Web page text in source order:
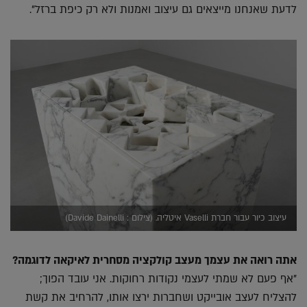
לדעת שאנחנו מייצאים גם עיצוב ואמנות ולא רק כיפת ברזל".
עיצוב כיור עבור חברת Vaselli איטליה. (צילום : Davide Dainelli)
אתה רואה את עצמך מעצב קולקציה מסחרית לאיקאה לדוגמה?
"אף פעם לא שמתי לעצמי נקודות רחוקות. אני עובד הפוך;
להצליח לעצב אובייקט ושחברות ירצו אותו, להרחיב את קשת